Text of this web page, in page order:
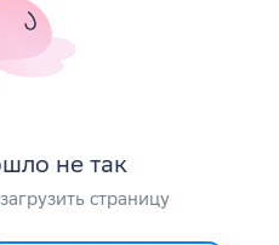
не так
страницу